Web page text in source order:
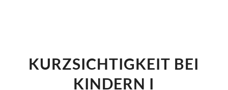
KURZSICHTIGKEIT BEI
KINDERN I